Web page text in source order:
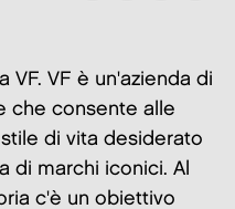
VF. VF è un'azienda di
che consente alle
di vita desiderato
di marchi iconici. Al
c'è un obiettivo